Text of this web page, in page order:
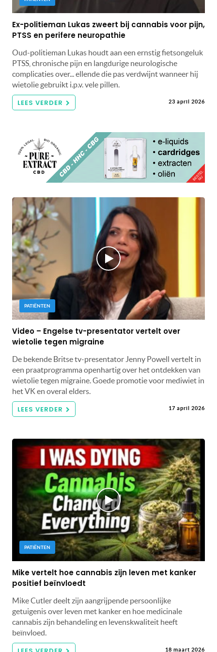
Ex-politieman Lukas zweert bij cannabis voor pijn,
PTSS en perifere neuropathie
Oud-politieman Lukas houdt aan een ernstig fietsongeluk
PTSS, chronische pijn en langdurige neurologische
complicaties over... ellende die pas verdwijnt wanneer hij
wietolie gebruikt i.p.v. vele pillen.
LEES VERDER 23 april 2026
PATIËNTEN
Video – Engelse tv-presentator vertelt over
wietolie tegen migraine
De bekende Britse tv-presentator Jenny Powell vertelt in
een praatprogramma openhartig over het ontdekken van
wietolie tegen migraine. Goede promotie voor mediwiet in
het VK en overal elders.
LEES VERDER 17 april 2026
PATIËNTEN
Mike vertelt hoe cannabis zijn leven met kanker
positief beïnvloedt
Mike Cutler deelt zijn aangrijpende persoonlijke
getuigenis over leven met kanker en hoe medicinale
cannabis zijn behandeling en levenskwaliteit heeft
beïnvloed.
18 maart 2026